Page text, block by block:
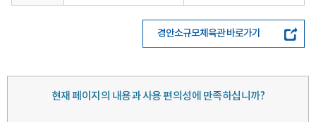
경안소규모체육관 바로가기
현재 페이지의 내용과 사용 편의성에 만족하십니까?